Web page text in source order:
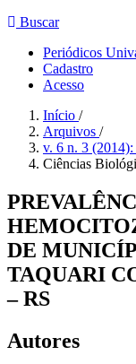
Buscar
Periódicos
Cadastro
Acesso
Início /
Arquivos /
v. 6 n. 3 (2014):
Ciências
DE
TAQUARI
– RS
Autores